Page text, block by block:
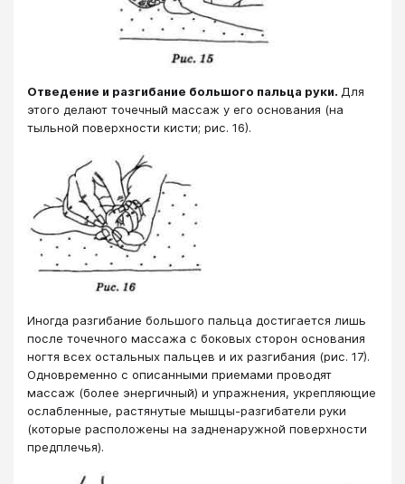
Отведение и разгибание большого пальца руки. Для
этого делают точечный массаж у его основания (на
тыльной поверхности кисти; рис. 16).
Иногда разгибание большого пальца достигается лишь
после точечного массажа с боковых сторон основания
ногтя всех остальных пальцев и их разгибания (рис. 17).
Одновременно с описанными приемами проводят
массаж (более энергичный) и упражнения, укрепляющие
ослабленные, растянутые мышцы-разгибатели руки
(которые расположены на задненаружной поверхности
предплечья).